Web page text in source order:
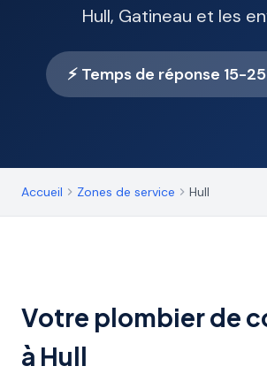
Hull, Gatineau et les
⚡ Temps de réponse 15-
Accueil Zones de service Hull
Votre plombier de
à Hull